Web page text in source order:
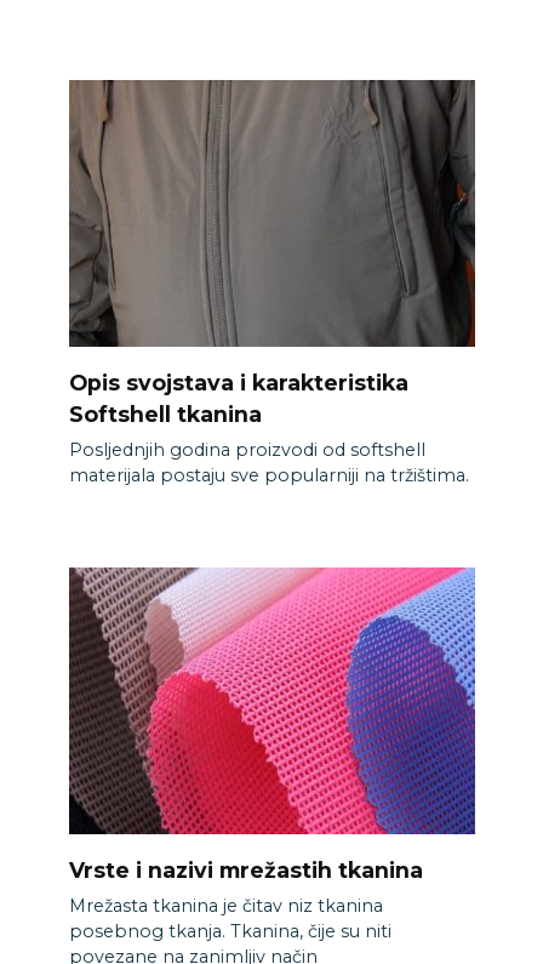
Opis svojstava i karakteristika
Softshell tkanina
Posljednjih godina proizvodi od softshell
materijala postaju sve popularniji na tržištima.
Vrste i nazivi mrežastih tkanina
Mrežasta tkanina je čitav niz tkanina
posebnog tkanja. Tkanina, čije su niti
povezane na zanimljiv način